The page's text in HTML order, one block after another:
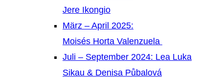
Jere Ikongio
März – April 2025:
Moisés Horta Valenzuela
Juli – September 2024: Lea Luka
Sikau & Denisa Půbalová